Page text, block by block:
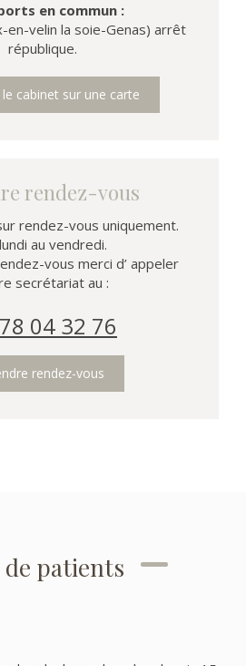
en commun :
en-velin la soie-Genas) arrêt
république.
cabinet sur une carte
rendez-vous
rendez-vous uniquement.
au vendredi.
vous merci d’ appeler
secrétariat au :
04 32 76
rendez-vous
de patients